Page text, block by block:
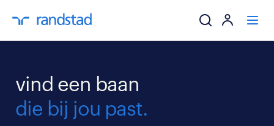
vind een baan
die bij jou past.